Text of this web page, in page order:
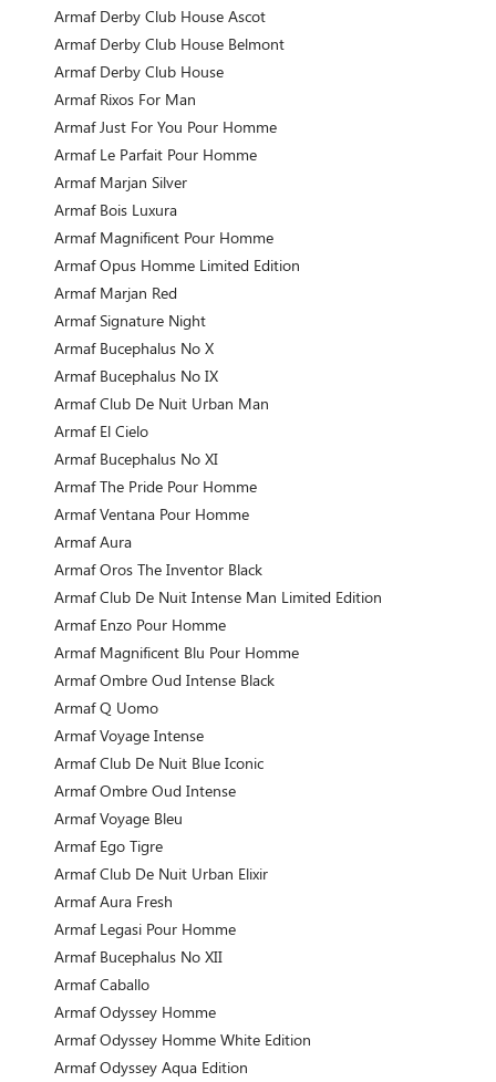
Armaf Derby Club House Ascot
Armaf Derby Club House Belmont
Armaf Derby Club House
Armaf Rixos For Man
Armaf Just For You Pour Homme
Armaf Le Parfait Pour Homme
Armaf Marjan Silver
Armaf Bois Luxura
Armaf Magnificent Pour Homme
Armaf Opus Homme Limited Edition
Armaf Marjan Red
Armaf Signature Night
Armaf Bucephalus No X
Armaf Bucephalus No IX
Armaf Club De Nuit Urban Man
Armaf El Cielo
Armaf Bucephalus No XI
Armaf The Pride Pour Homme
Armaf Ventana Pour Homme
Armaf Aura
Armaf Oros The Inventor Black
Armaf Club De Nuit Intense Man Limited Edition
Armaf Enzo Pour Homme
Armaf Magnificent Blu Pour Homme
Armaf Ombre Oud Intense Black
Armaf Q Uomo
Armaf Voyage Intense
Armaf Club De Nuit Blue Iconic
Armaf Ombre Oud Intense
Armaf Voyage Bleu
Armaf Ego Tigre
Armaf Club De Nuit Urban Elixir
Armaf Aura Fresh
Armaf Legasi Pour Homme
Armaf Bucephalus No XII
Armaf Caballo
Armaf Odyssey Homme
Armaf Odyssey Homme White Edition
Armaf Odyssey Aqua Edition